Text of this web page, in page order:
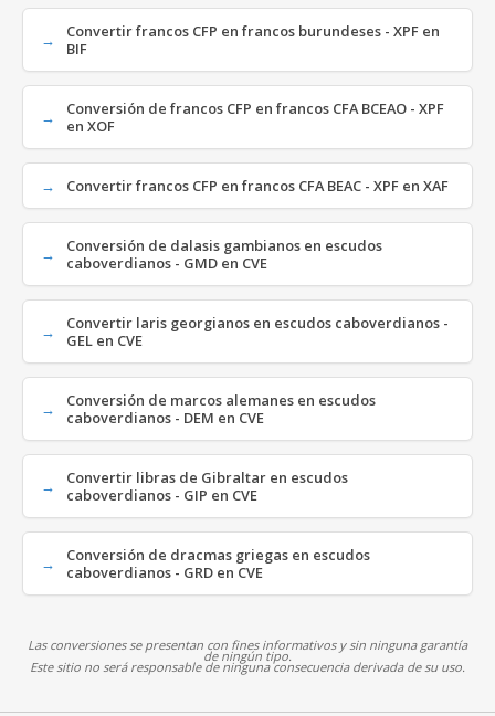
Convertir francos CFP en francos burundeses - XPF en
BIF
Conversión de francos CFP en francos CFA BCEAO - XPF
en XOF
Convertir francos CFP en francos CFA BEAC - XPF en XAF
Conversión de dalasis gambianos en escudos
caboverdianos - GMD en CVE
Convertir laris georgianos en escudos caboverdianos -
GEL en CVE
Conversión de marcos alemanes en escudos
caboverdianos - DEM en CVE
Convertir libras de Gibraltar en escudos
caboverdianos - GIP en CVE
Conversión de dracmas griegas en escudos
caboverdianos - GRD en CVE
Las conversiones se presentan con fines informativos y sin ninguna garantía
de ningún tipo.
Este sitio no será responsable de ninguna consecuencia derivada de su uso.